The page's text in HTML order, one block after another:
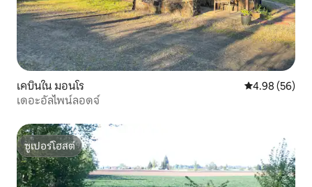
เคบินใน มอนโร คะแนนเฉลี่ย
4.98 (56)
เดอะอัลไพน์ลอดจ์
ซูเปอร์โฮสต์
ซูเปอร์โฮสต์